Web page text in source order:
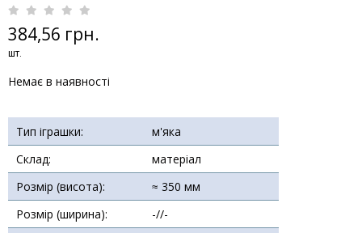
384,56 грн.
шт.
Немає в наявності
Тип іграшки:
м'яка
Склад:
матеріал
Розмір (висота):
≈ 350 мм
Розмір (ширина):
-//-